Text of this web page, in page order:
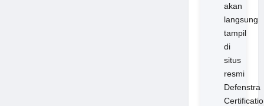
akan
langsung
tampil
di
situs
resmi
Defenstra